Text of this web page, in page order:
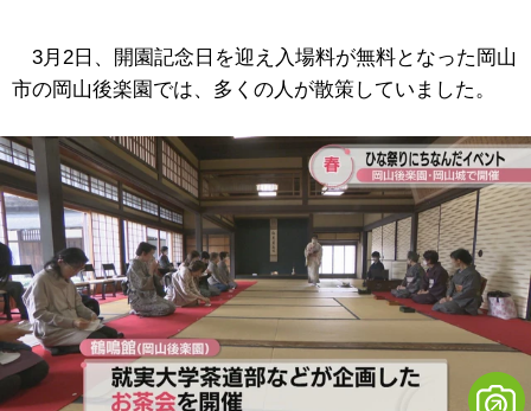
3月2日、開園記念日を迎え入場料が無料となった岡山
市の岡山後楽園では、多くの人が散策していました。